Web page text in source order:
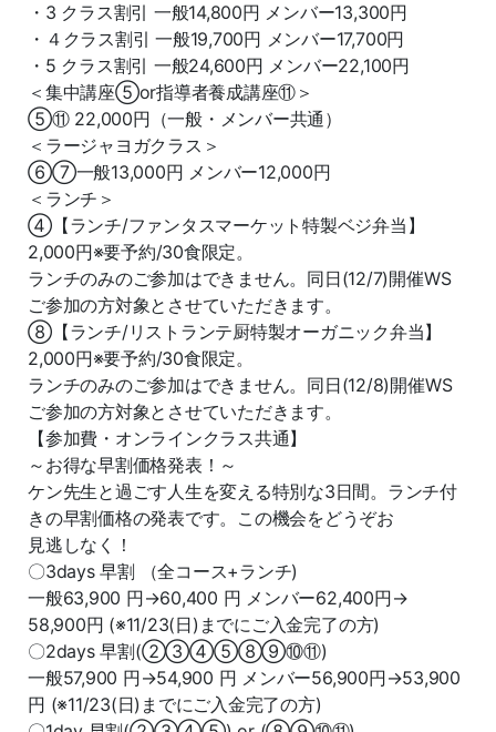
・3 クラス割引 一般14,800円 メンバー13,300円
・４クラス割引 一般19,700円 メンバー17,700円
・5 クラス割引 一般24,600円 メンバー22,100円
＜集中講座⑤or指導者養成講座⑪＞
⑤⑪ 22,000円（一般・メンバー共通）
＜ラージャヨガクラス＞
⑥⑦一般13,000円 メンバー12,000円
＜ランチ＞
④【ランチ/ファンタスマーケット特製ベジ弁当】
2,000円※要予約/30食限定。
ランチのみのご参加はできません。同日(12/7)開催WS
ご参加の方対象とさせていただきます。
⑧【ランチ/リストランテ厨特製オーガニック弁当】
2,000円※要予約/30食限定。
ランチのみのご参加はできません。同日(12/8)開催WS
ご参加の方対象とさせていただきます。
【参加費・オンラインクラス共通】
～お得な早割価格発表！～
ケン先生と過ごす人生を変える特別な3日間。ランチ付
きの早割価格の発表です。この機会をどうぞお
見逃しなく！
〇3days 早割 （全コース+ランチ)
一般63,900 円→60,400 円 メンバー62,400円→
58,900円 (※11/23(日)までにご入金完了の方)
〇2days 早割(②③④⑤⑧⑨⑩⑪)
一般57,900 円→54,900 円 メンバー56,900円→53,900
円 (※11/23(日)までにご入金完了の方)